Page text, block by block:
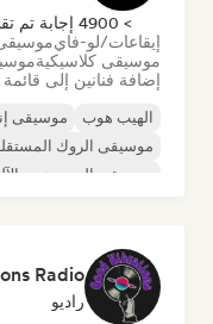
> 4900 إجابة تم تقديمها
إيقاعات/لو-فاي
موسيقى كلاسيكية
إضافة فنانين إلى
الهيب هوب موسيقى
موسيقى الروك
موسيقى الهيب هوب
Radio
راديو